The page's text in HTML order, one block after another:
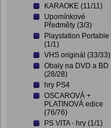
KARAOKE (11/11)
Upomínkové
Předměty (3/3)
Playstation Portable
(1/1)
VHS originál (33/33)
Obaly na DVD a BD
(28/28)
hry PS4
OSCAROVÁ +
PLATINOVÁ edice
(76/76)
PS VITA - hry (1/1)